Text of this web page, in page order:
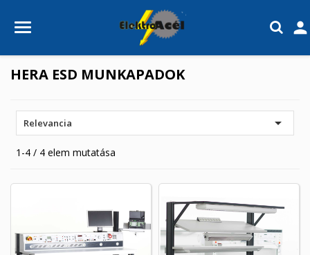

HERA ESD MUNKAPADOK
Relevancia 
1-4 / 4 elem mutatása